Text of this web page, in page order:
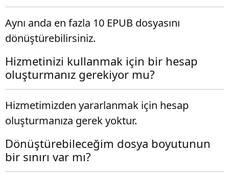
Aynı anda en fazla 10 EPUB dosyasını
dönüştürebilirsiniz.
Hizmetinizi kullanmak için bir hesap
oluşturmanız gerekiyor mu?
Hizmetimizden yararlanmak için hesap
oluşturmanıza gerek yoktur.
Dönüştürebileceğim dosya boyutunun
bir sınırı var mı?